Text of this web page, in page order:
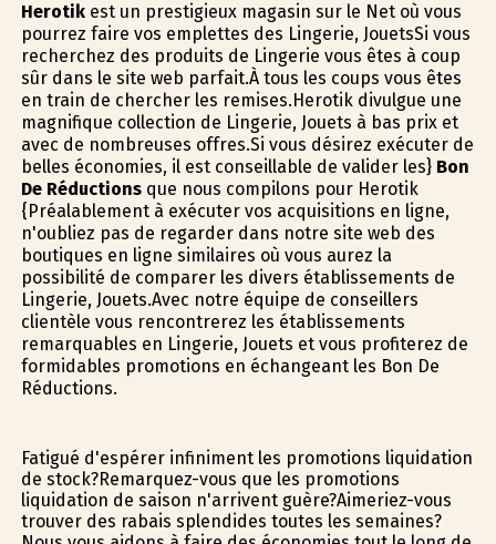
Herotikest un prestigieux magasin sur le Net où vous
pourrez faire vos emplettes des Lingerie, JouetsSi vous
recherchez des produits de Lingerie vous êtes à coup
sûr dans le site web parfait.À tous les coups vous êtes
en train de chercher les remises.Herotik divulgue une
magnifique collection de Lingerie, Jouets à bas prix et
avec de nombreuses offres.Si vous désirez exécuter de
belles économies, il est conseillable de valider les} Bon
De Réductionsque nous compilons pour Herotik
{Préalablement à exécuter vos acquisitions en ligne,
n'oubliez pas de regarder dans notre site web des
boutiques en ligne similaires où vous aurez la
possibilité de comparer les divers établissements de
Lingerie, Jouets.Avec notre équipe de conseillers
clientèle vous rencontrerez les établissements
remarquables en Lingerie, Jouets et vous profiterez de
formidables promotions en échangeant les Bon De
Réductions.
Fatigué d'espérer infiniment les promotions liquidation
de stock?Remarquez-vous que les promotions
liquidation de saison n'arrivent guère?Aimeriez-vous
trouver des rabais splendides toutes les semaines?